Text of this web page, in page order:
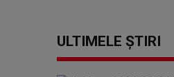
ULTIMELE ȘTIRI